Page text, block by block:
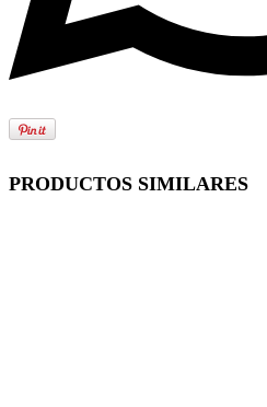
PRODUCTOS SIMILARES